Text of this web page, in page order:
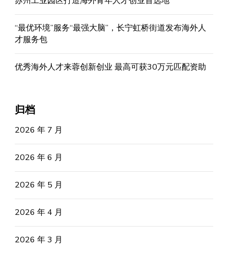
“最优环境”服务“最强大脑”，长宁虹桥街道发布海外人
才服务包
优秀海外人才来蓉创新创业 最高可获30万元匹配资助
归档
2026 年 7 月
2026 年 6 月
2026 年 5 月
2026 年 4 月
2026 年 3 月